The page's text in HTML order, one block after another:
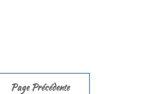
Page Précédente